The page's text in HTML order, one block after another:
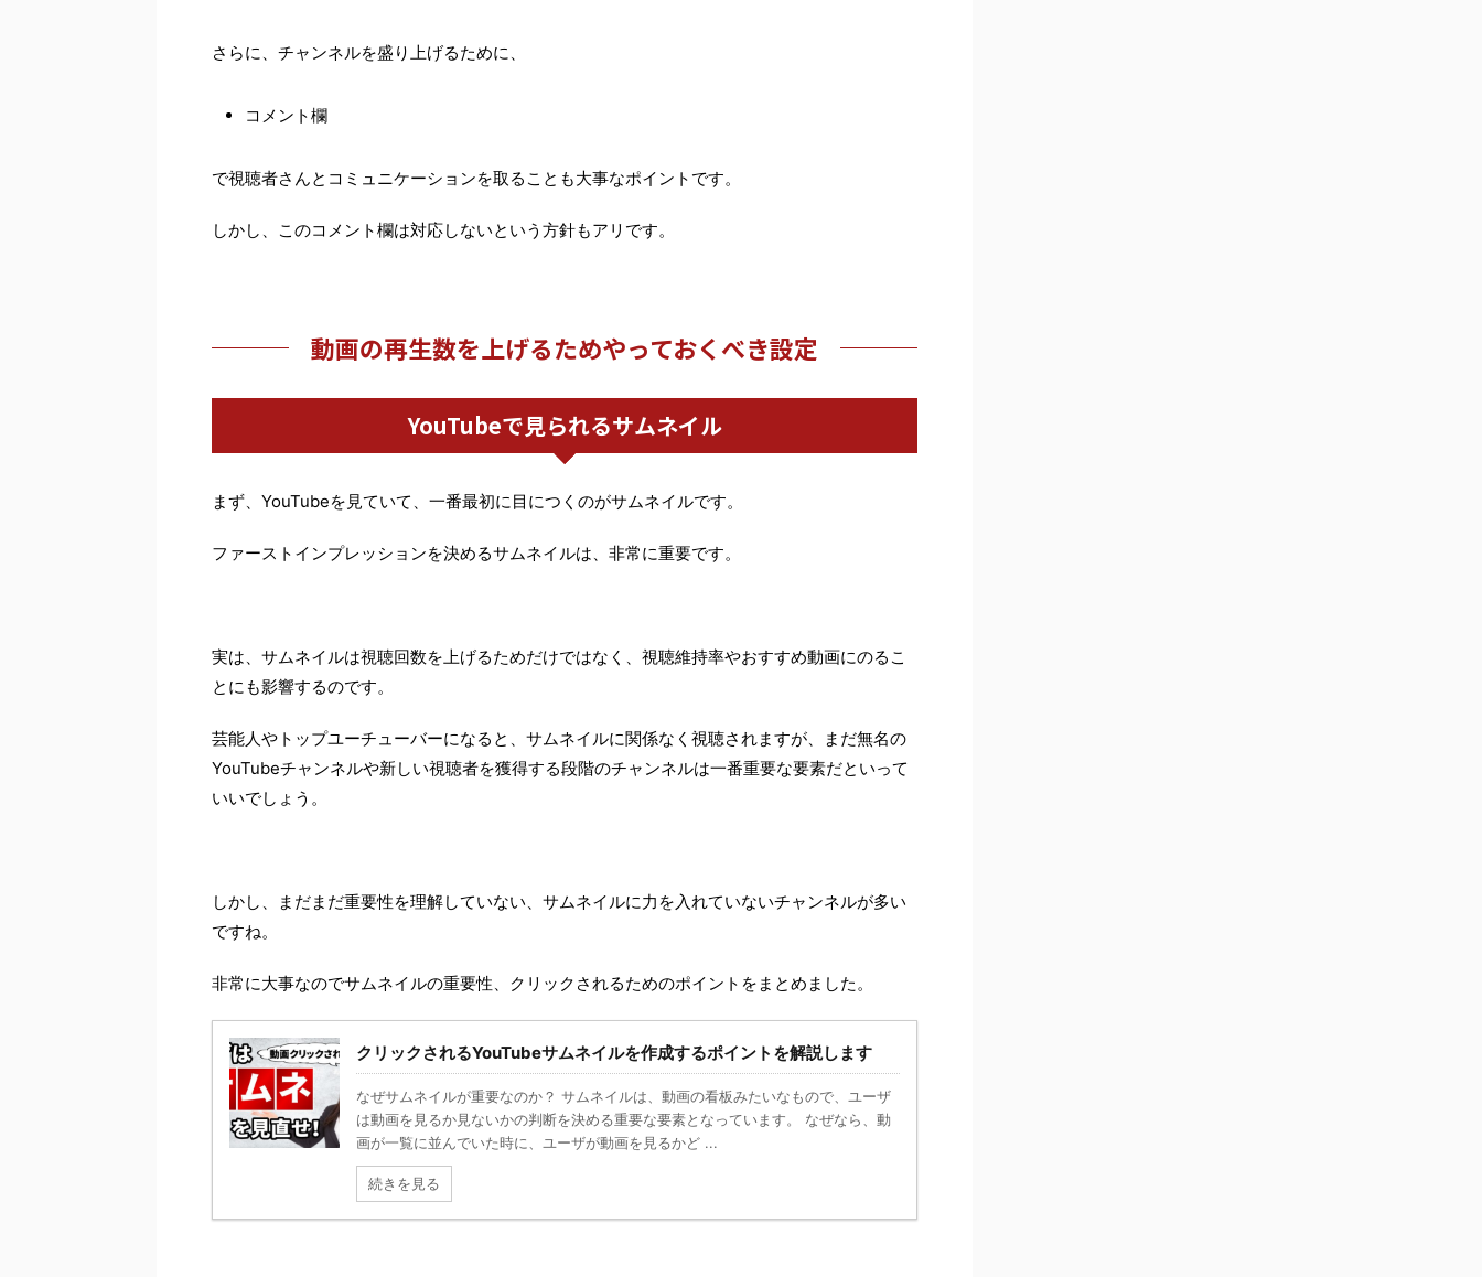
さらに、チャンネルを盛り上げるために、
コメント欄
で視聴者さんとコミュニケーションを取ることも大事なポイントです。
しかし、このコメント欄は対応しないという方針もアリです。
動画の再生数を上げるためやっておくべき設定
YouTubeで見られるサムネイル
まず、YouTubeを見ていて、一番最初に目につくのがサムネイルです。
ファーストインプレッションを決めるサムネイルは、非常に重要です。
実は、サムネイルは視聴回数を上げるためだけではなく、視聴維持率やおすすめ動画にのるこ
とにも影響するのです。
芸能人やトップユーチューバーになると、サムネイルに関係なく視聴されますが、まだ無名の
YouTubeチャンネルや新しい視聴者を獲得する段階のチャンネルは一番重要な要素だといって
いいでしょう。
しかし、まだまだ重要性を理解していない、サムネイルに力を入れていないチャンネルが多い
ですね。
非常に大事なのでサムネイルの重要性、クリックされるためのポイントをまとめました。
クリックされるYouTubeサムネイルを作成するポイントを解説します
なぜサムネイルが重要なのか？ サムネイルは、動画の看板みたいなもので、ユーザ
は動画を見るか見ないかの判断を決める重要な要素となっています。 なぜなら、動
画が一覧に並んでいた時に、ユーザが動画を見るかど ...
続きを見る